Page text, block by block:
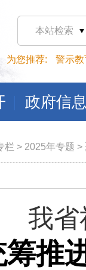
本站检索
为您推荐: 警示教
政府信
栏 > 2025年专题 >
我省
筹推